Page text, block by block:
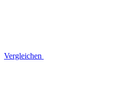
Vergleichen